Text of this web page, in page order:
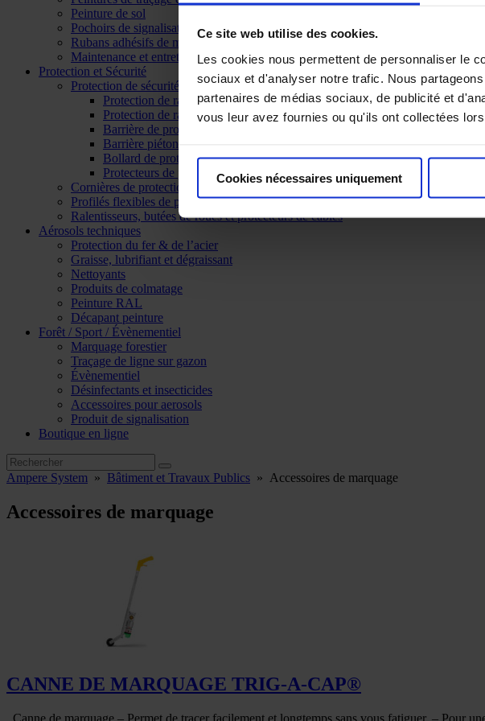
Ce site web utilise des cookies.
Les cookies nous permettent de personnaliser le
sociaux et d'analyser notre trafic. Nous
partenaires de médias sociaux, de publicité et
vous leur avez fournies ou qu'ils ont collectées
Cookies nécessaires uniquement
Peinture de sol
Pochoirs de signalisation
Rubans adhésifs de marquage au sol
Maintenance et entretien routier
Protection et Sécurité
Protection de sécurité antichocs
Protection de rack a palette
Protection de rayonnage
Barrière de protection
Barrière piétonne
Bollard de protection
Protecteurs de poteaux
Cornières de protection
Profilés flexibles de protection
Ralentisseurs, butées de roues et protecteurs de câbles
Aérosols techniques
Protection du fer & de l’acier
Graisse, lubrifiant et dégraissant
Nettoyants
Produits de colmatage
Peinture RAL
Décapant peinture
Forêt / Sport / Évènementiel
Marquage forestier
Traçage de ligne sur gazon
Évènementiel
Désinfectants et insecticides
Accessoires pour aerosols
Produit de signalisation
Boutique en ligne
Ampere System » Bâtiment et Travaux Publics » Accessoires de marquage
Accessoires de marquage
CANNE DE MARQUAGE TRIG-A-CAP®
Canne de marquage – Permet de tracer facilement et longtemps sans vous fatiguer. – Pour